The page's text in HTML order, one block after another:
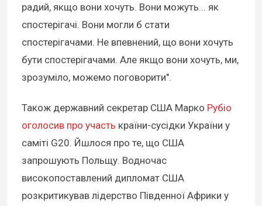
радий, якщо вони хочуть. Вони можуть... як
спостерігачі. Вони могли б стати
спостерігачами. Не впевнений, що вони хочуть
бути спостерігачами. Але якщо вони хочуть, ми,
зрозуміло, можемо поговорити".
Також державний секретар США Марко Рубіо
оголосив про участь країни-сусідки України у
саміті G20. Йшлося про те, що США
запрошують Польщу. Водночас
високопоставлений дипломат США
розкритикував лідерство Південної Африки у